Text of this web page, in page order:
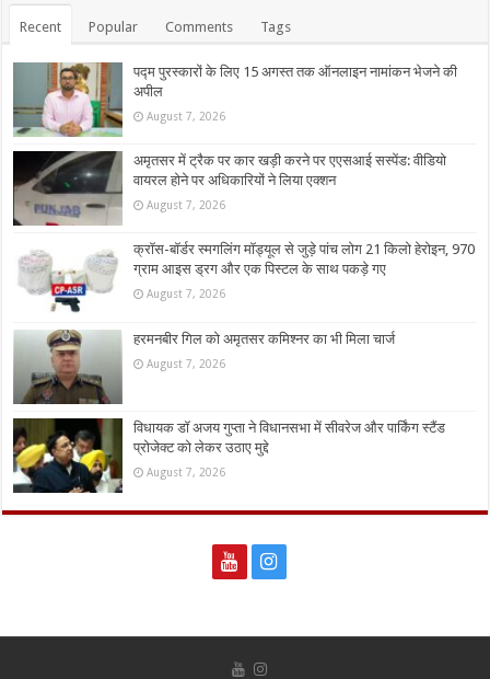
Recent Popular Comments Tags
पद्म पुरस्कारों के लिए 15 अगस्त तक ऑनलाइन नामांकन भेजने की
अपील
August 7, 2026
अमृतसर में ट्रैक पर कार खड़ी करने पर एएसआई सस्पेंड: वीडियो
वायरल होने पर अधिकारियों ने लिया एक्शन
August 7, 2026
क्रॉस-बॉर्डर स्मगलिंग मॉड्यूल से जुड़े पांच लोग 21 किलो हेरोइन, 970
ग्राम आइस ड्रग और एक पिस्टल के साथ पकड़े गए
August 7, 2026
हरमनबीर गिल को अमृतसर कमिश्नर का भी मिला चार्ज
August 7, 2026
विधायक डॉ अजय गुप्ता ने विधानसभा में सीवरेज और पार्किंग स्टैंड
प्रोजेक्ट को लेकर उठाए मुद्दे
August 7, 2026